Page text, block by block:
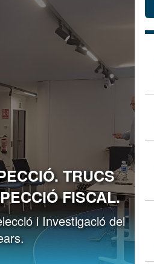
TRUCS
FISCAL.
i Investigació del